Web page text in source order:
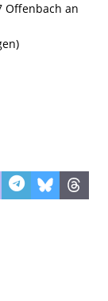
Offenbach an